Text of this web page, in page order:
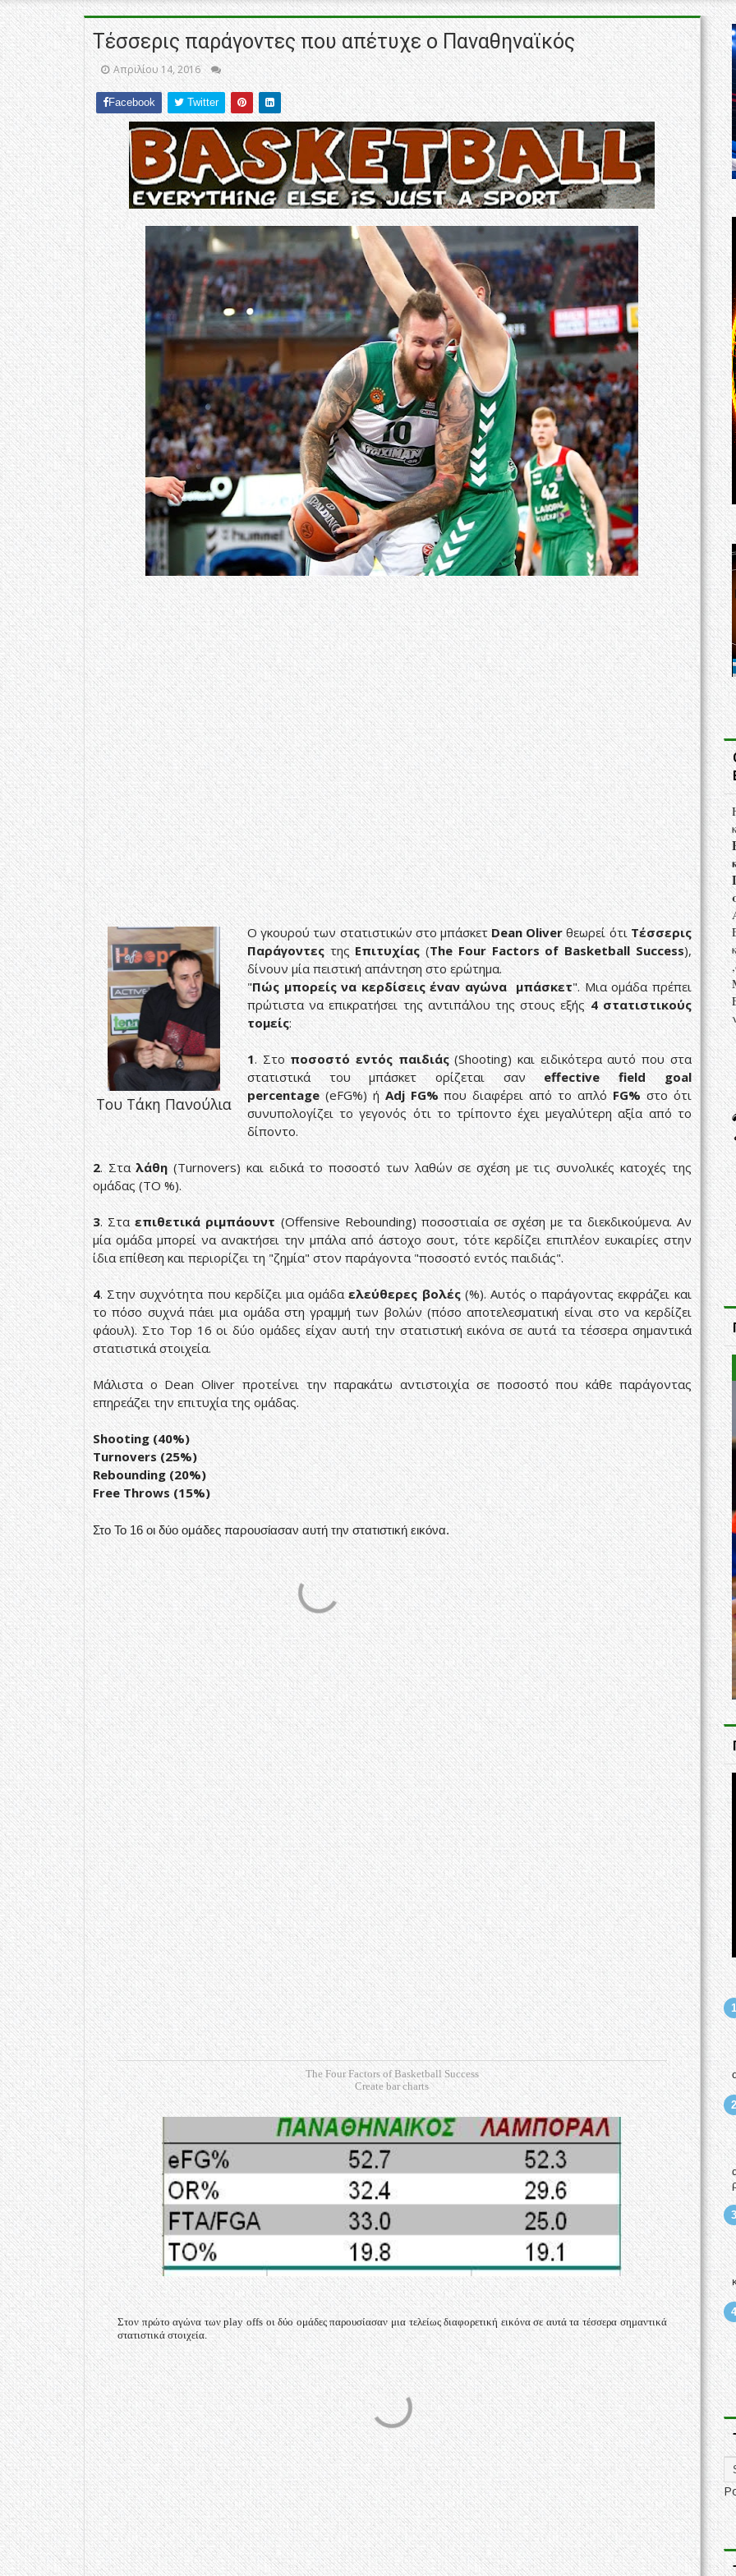
Τέσσερις παράγοντες που απέτυχε ο Παναθηναϊκός
Απριλίου 14, 2016
Facebook Twitter
Του Τάκη Πανούλια
Ο γκουρού των στατιστικών στο μπάσκετ Dean Oliverθεωρεί ότι Τέσσερις
ΠαράγοντεςτηςΕπιτυχίας(The Four Factors of Basketball Success),
δίνουν μία πειστική απάντηση στο ερώτημα.
"Πώς μπορείς να κερδίσεις έναν αγώνα μπάσκετ". Μια ομάδα πρέπει
πρώτιστα να επικρατήσει της αντιπάλου της στους εξής 4 στατιστικούς
τομείς:
1. Στοποσοστό εντός παιδιάς(Shooting) και ειδικότερα αυτό που στα
στατιστικά του μπάσκετ ορίζεται σανeffective field goal
percentage(eFG%) ήAdj FG%που διαφέρει από το απλόFG%στο ότι
συνυπολογίζει το γεγονός ότι το τρίποντο έχει μεγαλύτερη αξία από το
δίποντο.
2. Σταλάθη(Turnovers) και ειδικά το ποσοστό των λαθών σε σχέση με τις συνολικές κατοχές της
ομάδας (TO %).
3. Σταεπιθετικά ριμπάουντ (Offensive Rebounding) ποσοστιαία σε σχέση με τα διεκδικούμενα. Αν
μία ομάδα μπορεί να ανακτήσει την μπάλα από άστοχο σουτ, τότε κερδίζει επιπλέον ευκαιρίες στην
ίδια επίθεση και περιορίζει τη "ζημία" στον παράγοντα "ποσοστό εντός παιδιάς".
4. Στην συχνότητα που κερδίζει μια ομάδαελεύθερες βολές (%). Αυτός ο παράγοντας εκφράζει και
το πόσο συχνά πάει μια ομάδα στη γραμμή των βολών (πόσο αποτελεσματική είναι στο να κερδίζει
φάουλ). Στο Top 16 οι δύο ομάδες είχαν αυτή την στατιστική εικόνα σε αυτά τα τέσσερα σημαντικά
στατιστικά στοιχεία.
Μάλιστα ο Dean Oliver προτείνει την παρακάτω αντιστοιχία σε ποσοστό που κάθε παράγοντας
επηρεάζει την επιτυχία της ομάδας.
Shooting (40%)
Turnovers (25%)
Rebounding (20%)
Free Throws (15%)
Στο To 16 οι δύο ομάδες παρουσίασαν αυτή την στατιστική εικόνα.
The Four Factors of Basketball Success
Create bar charts
Στον πρώτο αγώνα των play offs οι δύο ομάδες παρουσίασαν μια τελείως διαφορετική εικόνα σε αυτά τα τέσσερα σημαντικά
στατιστικά στοιχεία.